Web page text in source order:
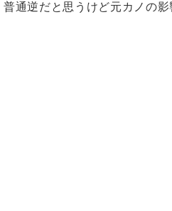
普通逆だと思うけど元カノの影